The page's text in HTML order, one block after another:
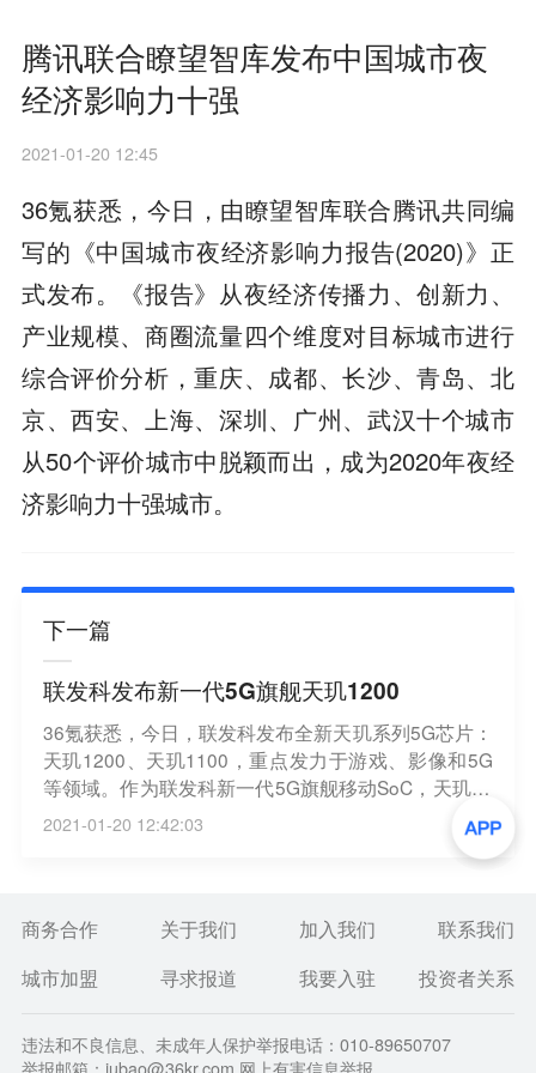
腾讯联合瞭望智库发布中国城市夜
经济影响力十强
2021-01-20 12:45
36氪获悉，今日，由瞭望智库联合腾讯共同编
写的《中国城市夜经济影响力报告(2020)》正
式发布。《报告》从夜经济传播力、创新力、
产业规模、商圈流量四个维度对目标城市进行
综合评价分析，重庆、成都、长沙、青岛、北
京、西安、上海、深圳、广州、武汉十个城市
从50个评价城市中脱颖而出，成为2020年夜经
济影响力十强城市。
下一篇
联发科发布新一代5G旗舰天玑1200
36氪获悉，今日，联发科发布全新天玑系列5G芯片：
天玑1200、天玑1100，重点发力于游戏、影像和5G
等领域。作为联发科新一代5G旗舰移动SoC，天玑12
00采用台积电6nm工艺，CPU采用1+3+4的三丛集结
构，拥有1个主频高达3.0GHz的Arm Cortex-A78超大
核。与上一代天玑1000+相比，天玑1200的CPU性能
2021-01-20 12:42:03
商务合作 关于我们 加入我们
联系我们
城市加盟
寻求报道 我要入驻 投资者关系
违法和不良信息、未成年人保护举报电话：010-89650707